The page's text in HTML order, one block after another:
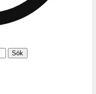
Sök